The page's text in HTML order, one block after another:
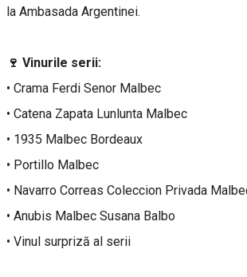
la Ambasada Argentinei.
🍷 Vinurile serii:
• Crama Ferdi Senor Malbec
• Catena Zapata Lunlunta Malbec
• 1935 Malbec Bordeaux
• Portillo Malbec
• Navarro Correas Coleccion Privada
• Anubis Malbec Susana Balbo
• Vinul surpriză al serii